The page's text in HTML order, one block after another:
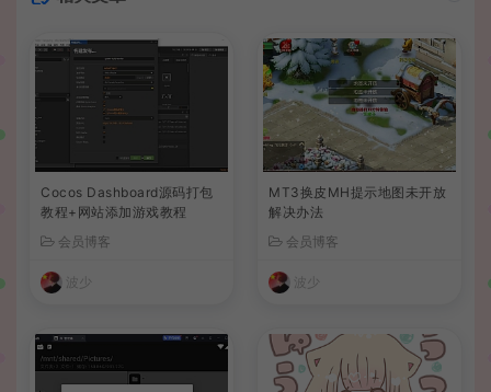
Cocos Dashboard源码打包
教程+网站添加游戏教程
会员博客
波少
MT3换皮MH提示地图未开放
解决办法
会员博客
波少